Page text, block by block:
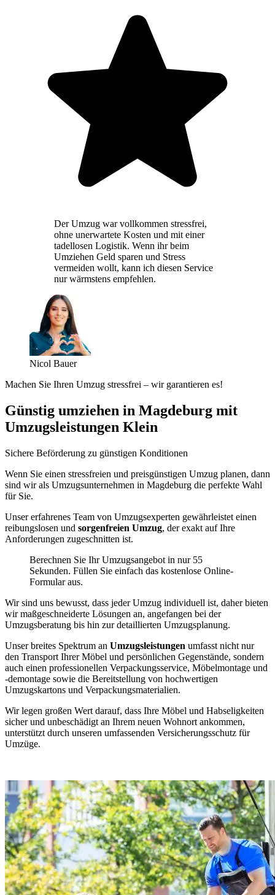
Der Umzug war vollkommen stressfrei,
ohne unerwartete Kosten und mit einer
tadellosen Logistik. Wenn ihr beim
Umziehen Geld sparen und Stress
vermeiden wollt, kann ich diesen Service
nur wärmstens empfehlen.
Nicol Bauer
Machen Sie Ihren Umzug stressfrei – wir garantieren es!
Günstig umziehen in Magdeburg mit
Umzugsleistungen Klein
Sichere Beförderung zu günstigen Konditionen
Wenn Sie einen stressfreien und preisgünstigen Umzug planen, dann
sind wir als Umzugsunternehmen in Magdeburg die perfekte Wahl
für Sie.
Unser erfahrenes Team von Umzugsexperten gewährleistet einen
reibungslosen und sorgenfreien Umzug, der exakt auf Ihre
Anforderungen zugeschnitten ist.
Berechnen Sie Ihr Umzugsangebot in nur 55
Sekunden. Füllen Sie einfach das kostenlose Online-
Formular aus.
Wir sind uns bewusst, dass jeder Umzug individuell ist, daher bieten
wir maßgeschneiderte Lösungen an, angefangen bei der
Umzugsberatung bis hin zur detaillierten Umzugsplanung.
Unser breites Spektrum an Umzugsleistungen umfasst nicht nur
den Transport Ihrer Möbel und persönlichen Gegenstände, sondern
auch einen professionellen Verpackungsservice, Möbelmontage und
-demontage sowie die Bereitstellung von hochwertigen
Umzugskartons und Verpackungsmaterialien.
Wir legen großen Wert darauf, dass Ihre Möbel und Habseligkeiten
sicher und unbeschädigt an Ihrem neuen Wohnort ankommen,
unterstützt durch unseren umfassenden Versicherungsschutz für
Umzüge.